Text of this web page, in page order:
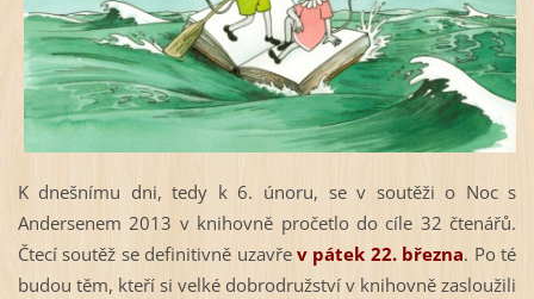
K dnešnímu dni, tedy k 6. únoru, se v soutěži o Noc s
Andersenem 2013 v knihovně pročetlo do cíle 32 čtenářů.
Čtecí soutěž se definitivně uzavře v pátek 22. března. Po té
budou těm, kteří si velké dobrodružství v knihovně zasloužili